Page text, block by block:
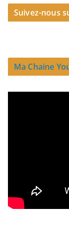
Suivez-nous
Ma Chaine